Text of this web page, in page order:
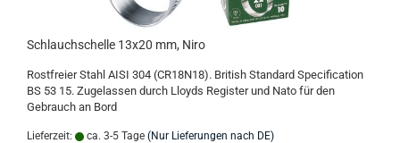
Schlauchschelle 13x20 mm, Niro
Rostfreier Stahl AISI 304 (CR18N18). British Standard Specification
BS 53 15. Zugelassen durch Lloyds Register und Nato für den
Gebrauch an Bord
Lieferzeit: ca. 3-5 Tage (Nur Lieferungen nach DE)